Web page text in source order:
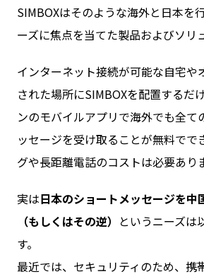
SIMBOXはそのような海外と日本を
ーズに焦点を当てた製品およびソリ
インターネット接続が可能な自宅や
された場所にSIMBOXを配置するだ
ンのモバイルアプリで海外でも全て
ッセージを受け取ることが無料でで
グや長距離電話のコストは必要あり
実は日本のショートメッセージを中
（もしくはその逆） というニーズは
す。
最近では、セキュリティのため、携